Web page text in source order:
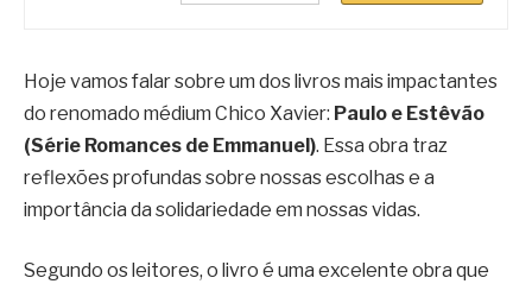
Hoje vamos falar sobre um dos livros mais impactantes
do renomado médium Chico Xavier: Paulo e Estêvão
(Série Romances de Emmanuel). Essa obra traz
reflexões profundas sobre nossas escolhas e a
importância da solidariedade em nossas vidas.
Segundo os leitores, o livro é uma excelente obra que